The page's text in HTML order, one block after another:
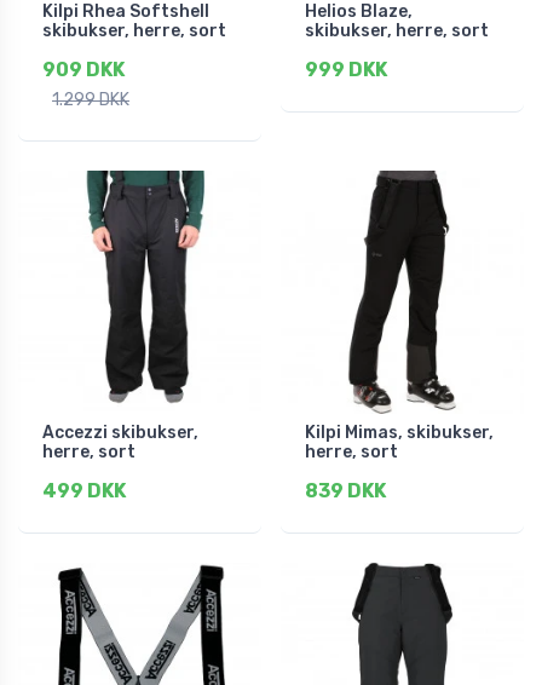
Kilpi Rhea Softshell
skibukser, herre, sort
909 DKK
1.299 DKK
Helios Blaze,
skibukser, herre, sort
999 DKK
Accezzi skibukser,
herre, sort
499 DKK
Kilpi Mimas, skibukser,
herre, sort
839 DKK